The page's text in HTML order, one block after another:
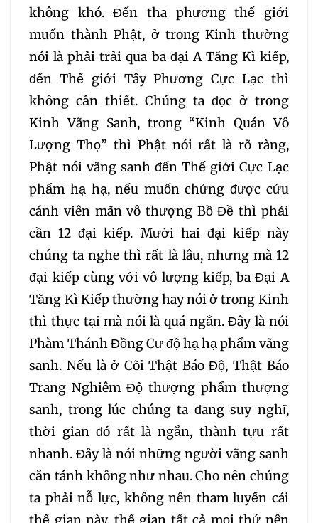
290 291 292
293 294 295
296 297 298
299 300 301
302 303 304
305 306 307
308 309 310
311 312 313 314
315 316 317 318
319 320 321
322 324
325 326 327
không khó. Đến tha phương thế giới
muốn thành Phật, ở trong Kinh thường
nói là phải trải qua ba đại A Tăng Kì kiếp,
đến Thế giới Tây Phương Cực Lạc thì
không cần thiết. Chúng ta đọc ở trong
Kinh Vãng Sanh, trong “Kinh Quán Vô
Lượng Thọ” thì Phật nói rất là rõ ràng,
Phật nói vãng sanh đến Thế giới Cực Lạc
phẩm hạ hạ, nếu muốn chứng được cứu
cánh viên mãn vô thượng Bồ Đề thì phải
cần 12 đại kiếp. Mười hai đại kiếp này
chúng ta nghe thì rất là lâu, nhưng mà 12
đại kiếp cùng với vô lượng kiếp, ba Đại A
Tăng Kì Kiếp thường hay nói ở trong Kinh
thì thực tại mà nói là quá ngắn. Đây là nói
Phàm Thánh Đồng Cư độ hạ hạ phẩm vãng
sanh. Nếu là ở Cõi Thật Báo Độ, Thật Báo
Trang Nghiêm Độ thượng phẩm thượng
sanh, trong lúc chúng ta đang suy nghĩ,
thời gian đó rất là ngắn, thành tựu rất
nhanh. Đây là nói những người vãng sanh
căn tánh không như nhau. Cho nên chúng
ta phải nỗ lực, không nên tham luyến cái